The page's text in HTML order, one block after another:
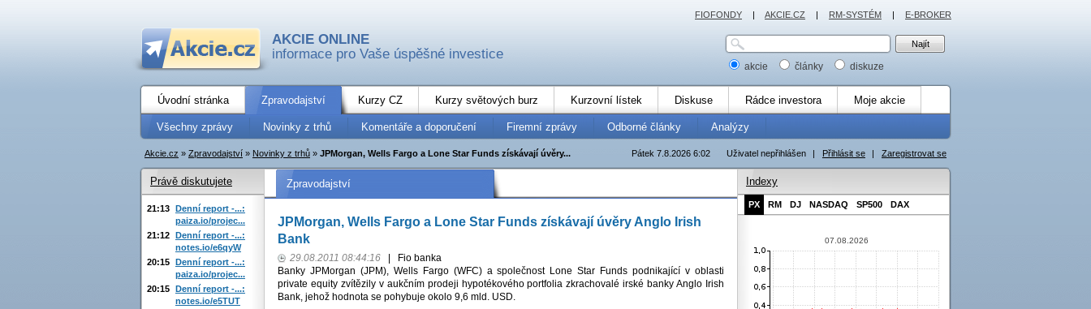
AKCIE ONLINE
informace pro Vaše úspěšné investice
akcie články diskuze
Úvodní stránka Zpravodajství Kurzy CZ Kurzy světových burz Kurzovní lístek Diskuse Rádce investora Moje akcie
Všechny zprávy Novinky z trhů Komentáře a doporučení Firemní zprávy Odborné články Analýzy
Uživatel nepřihlášen | Přihlásit se | Zaregistrovat se
Pátek 7.8.2026 6:02
Akcie.cz » Zpravodajství » Novinky z trhů » JPMorgan, Wells Fargo a Lone Star Funds získávají úvěry...
Zpravodajství
JPMorgan, Wells Fargo a Lone Star Funds získávají úvěry Anglo Irish
Bank
29.08.2011 08:44:16
Fio banka
Banky JPMorgan (JPM), Wells Fargo (WFC) a společnost Lone Star Funds podnikající v oblasti
private equity zvítězily v aukčním prodeji hypotékového portfolia zkrachovalé irské banky Anglo Irish
Bank, jehož hodnota se pohybuje okolo 9,6 mld. USD.
Právě diskutujete
21:13 Denní report -...:
paiza.io/projec...
21:12 Denní report -...:
notes.io/e6qyW
20:15 Denní report -...:
paiza.io/projec...
20:15 Denní report -...:
notes.io/e5TUT
Indexy
PX RM DJ NASDAQ SP500 DAX
07.08.2026
FIOFONDY | AKCIE.CZ | RM-SYSTÉM | E-BROKER